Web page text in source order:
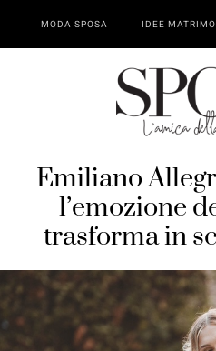
MODA SPOSA IDEE
Emiliano
l’emozione
trasforma in